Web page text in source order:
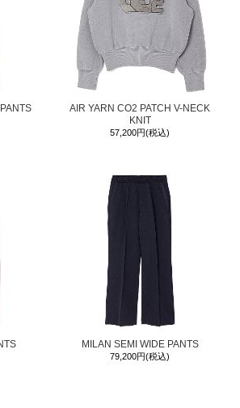
AIR YARN CO2 PATCH V-NECK
KNIT
57,200円(税込)
MILAN SEMI WIDE PANTS
79,200円(税込)